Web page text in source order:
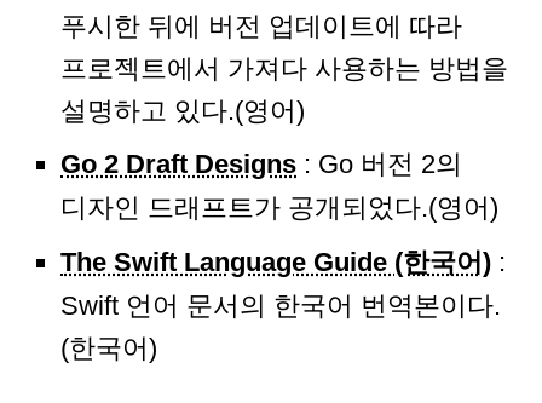
푸시한 뒤에 버전 업데이트에 따라
프로젝트에서 가져다 사용하는 방법을
설명하고 있다.(영어)
Go 2 Draft Designs : Go 버전 2의
디자인 드래프트가 공개되었다.(영어)
The Swift Language Guide (한국어) :
Swift 언어 문서의 한국어 번역본이다.
(한국어)